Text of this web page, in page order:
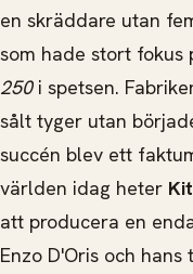
en skräddare utan
som hade stort
250i spetsen.
sålt tyger utan
succén blev ett
världen idag heter
att producera en
Enzo D'Oris och